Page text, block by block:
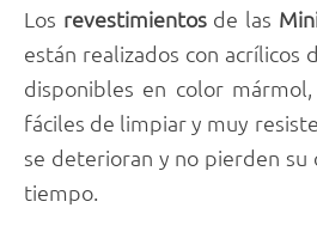
Los revestimientos de las
están realizados con acrílicos
disponibles en color
fáciles de limpiar y muy
se deterioran y no pierden su
tiempo.